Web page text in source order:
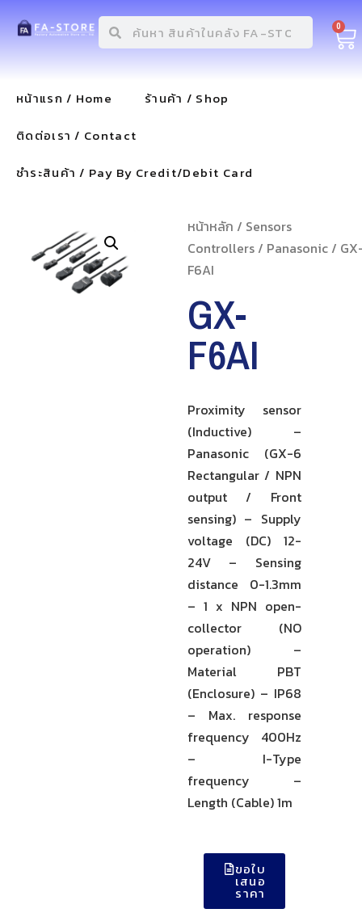
0
หน้าแรก / Home
ร้านค้า / Shop
ติดต่อเรา / Contact
ชำระสินค้า / Pay By Credit/Debit Card
หน้าหลัก / Sensors
Controllers/ Panasonic/
F6AI
GX-
F6AI
Proximity sensor
(Inductive) –
Panasonic (GX-6
Rectangular / NPN
output / Front
sensing) – Supply
voltage (DC) 12-
24V – Sensing
distance 0-1.3mm
– 1 x NPN open-
collector (NO
operation) –
Material PBT
(Enclosure) – IP68
– Max. response
frequency 400Hz
– I-Type
frequency –
Length (Cable) 1m
ขอใบ
เสนอ
ราคา